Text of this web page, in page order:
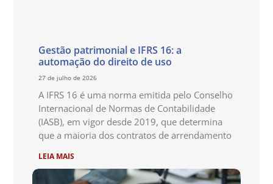
Gestão patrimonial e IFRS 16: a
automação do direito de uso
27 de julho de 2026
A IFRS 16 é uma norma emitida pelo Conselho
Internacional de Normas de Contabilidade
(IASB), em vigor desde 2019, que determina
que a maioria dos contratos de arrendamento
LEIA MAIS